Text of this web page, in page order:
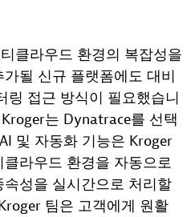
클라우드 환경의 복잡성을
될 신규 플랫폼에도 대비
링 접근 방식이 필요했습니
는 Dynatrace를 선택
및 자동화 기능은 Kroger
라우드 환경을 자동으로
성을 실시간으로 처리할
팀은 고객에게 원활